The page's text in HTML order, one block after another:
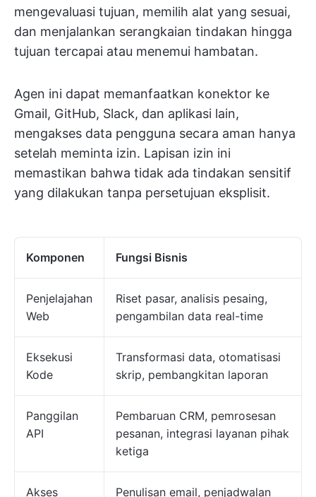
mengevaluasi tujuan, memilih alat yang sesuai,
dan menjalankan serangkaian tindakan hingga
tujuan tercapai atau menemui hambatan.
Agen ini dapat memanfaatkan konektor ke
Gmail, GitHub, Slack, dan aplikasi lain,
mengakses data pengguna secara aman hanya
setelah meminta izin. Lapisan izin ini
memastikan bahwa tidak ada tindakan sensitif
yang dilakukan tanpa persetujuan eksplisit.
Komponen Fungsi Bisnis
Penjelajahan
Web
Riset pasar, analisis pesaing,
pengambilan data real-time
Eksekusi
Kode
Transformasi data, otomatisasi
skrip, pembangkitan laporan
Panggilan
API
Pembaruan CRM, pemrosesan
pesanan, integrasi layanan pihak
ketiga
Akses Penulisan email, penjadwalan